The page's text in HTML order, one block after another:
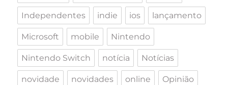
Independentes indie ios lançamento
Microsoft mobile Nintendo
Nintendo Switch notícia Notícias
novidade novidades online Opinião